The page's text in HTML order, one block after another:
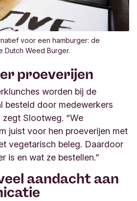
voor een hamburger: de
Dutch Weed Burger.
proeverijen
worden bij de
besteld door medewerkers
zegt Slootweg. “We
juist voor hen proeverijen met
vegetarisch beleg. Daardoor
is en wat ze bestellen.”
aandacht aan